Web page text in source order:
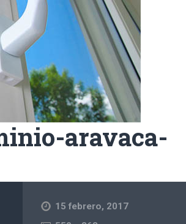
aravaca-
15 febrero, 2017